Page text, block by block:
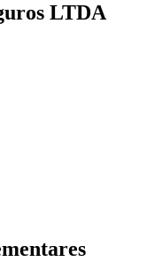
LTDA